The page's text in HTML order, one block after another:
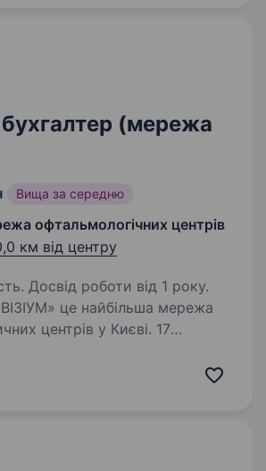
eservercomua/…
(мережа
Вища за середню
офтальмологічних центрів
км від центру
Досвід роботи від 1 року.
центрів у Києві. 17